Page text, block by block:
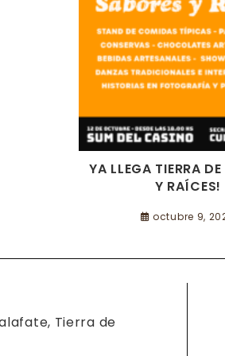
YA LLEGA TIERRA
Y RAÍCES!
octubre 9,
Tierra de